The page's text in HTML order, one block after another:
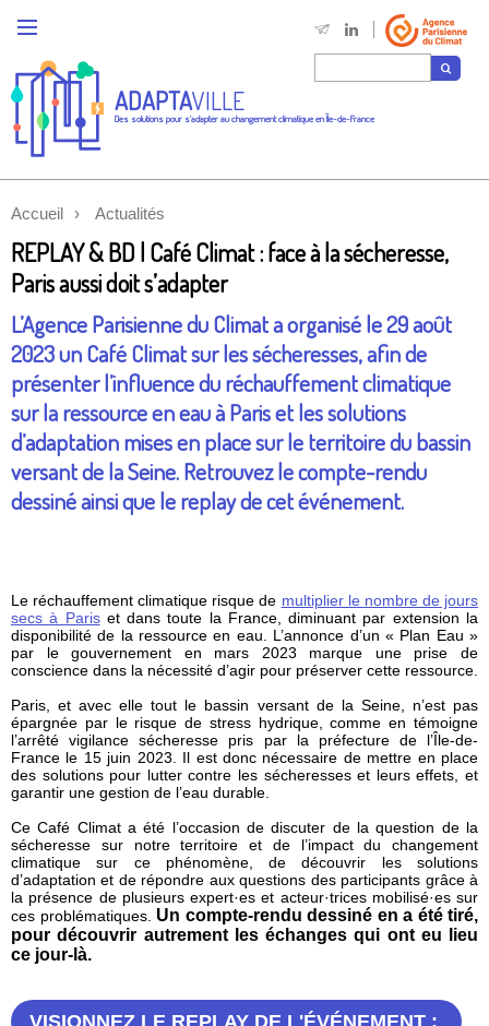
ADAPTAVILLE
Des solutions pour s'adapter au changement climatique en Île-de-France
Accueil Actualités
REPLAY & BD | Café Climat : face à la sécheresse,
Paris aussi doit s’adapter
L’Agence Parisienne du Climat a organisé le 29 août
2023 un Café Climat sur les sécheresses, afin de
présenter l’influence du réchauffement climatique
sur la ressource en eau à Paris et les solutions
d’adaptation mises en place sur le territoire du bassin
versant de la Seine. Retrouvez le compte-rendu
dessiné ainsi que le replay de cet événement.
Le réchauffement climatique risque de multiplier le nombre de jours
secs à Pariset dans toute la France, diminuant par extension la
disponibilité de la ressource en eau. L’annonce d’un « Plan Eau »
par le gouvernement en mars 2023 marque une prise de
conscience dans la nécessité d’agir pour préserver cette ressource.
Paris, et avec elle tout le bassin versant de la Seine, n’est pas
épargnée par le risque de stress hydrique, comme en témoigne
l’arrêté vigilance sécheresse pris par la préfecture de l’Île-de-
France le 15 juin 2023. Il est donc nécessaire de mettre en place
des solutions pour lutter contre les sécheresses et leurs effets, et
garantir une gestion de l’eau durable.
Ce Café Climat a été l’occasion de discuter de la question de la
sécheresse sur notre territoire et de l’impact du changement
climatique sur ce phénomène, de découvrir les solutions
d’adaptation et de répondre aux questions des participants grâce à
la présence de plusieurs expert·es et acteur·trices mobilisé·es sur
ces problématiques. Un compte-rendu dessiné en a été tiré,
pour découvrir autrement les échanges qui ont eu lieu
ce jour-là.
VISIONNEZ LE REPLAY DE L'ÉVÉNEMENT :